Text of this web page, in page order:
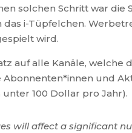
solchen Schritt war die
das i-Tüpfelchen.
wird.
auf alle Kanäle, welche
und
100 Dollar pro Jahr).
will affect a significant